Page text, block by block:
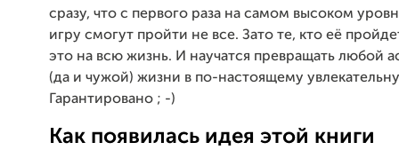
сразу, что с первого раза на самом высоком
игру смогут пройти не все. Зато те, кто её
это на всю жизнь. И научатся превращать любой
(да и чужой) жизни в по-настоящему
Гарантировано ; -)
Как появилась идея этой книги